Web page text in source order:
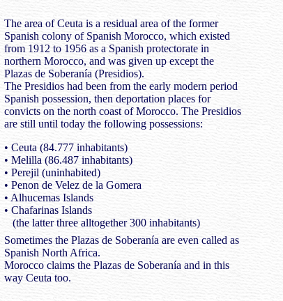
The area of Ceuta is a residual area of the former
Spanish colony of Spanish Morocco, which existed
from 1912 to 1956 as a Spanish protectorate in
northern Morocco, and was given up except the
Plazas de Soberanía (Presidios).
The Presidios had been from the early modern period
Spanish possession, then deportation places for
convicts on the north coast of Morocco. The Presidios
are still until today the following possessions:
• Ceuta (84.777 inhabitants)
• Melilla (86.487 inhabitants)
• Perejil (uninhabited)
• Penon de Velez de la Gomera
• Alhucemas Islands
• Chafarinas Islands
(the latter three alltogether 300 inhabitants)
Sometimes the Plazas de Soberanía are even called as
Spanish North Africa.
Morocco claims the Plazas de Soberanía and in this
way Ceuta too.